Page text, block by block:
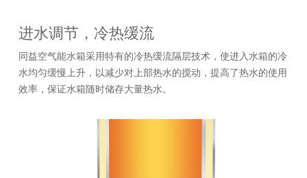
进水调节，冷热缓流
同益空气能水箱采用特有的冷热缓流隔层技术，使进入水箱的冷
水均匀缓慢上升，以减少对上部热水的搅动，提高了热水的使用
效率，保证水箱随时储存大量热水。